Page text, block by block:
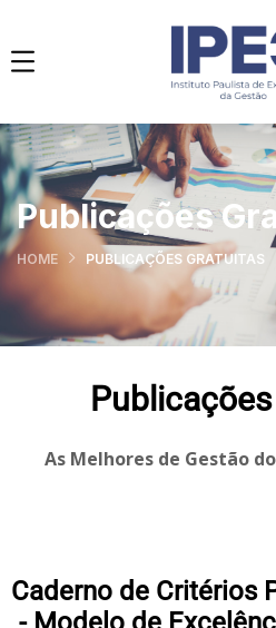
Publicações
HOME PUBLICAÇÕES GRATUITAS
As Melhores de Gestão
Caderno de Critérios